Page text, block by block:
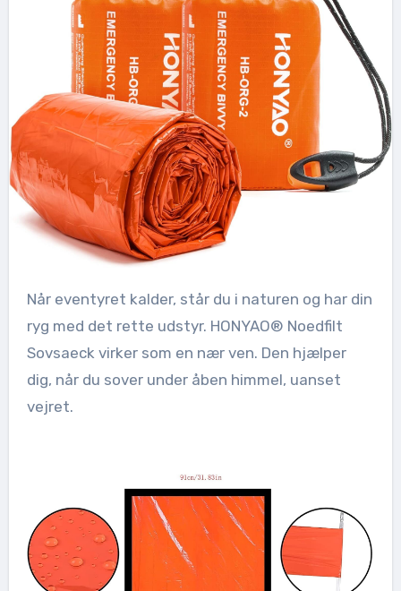
Når eventyret kalder, står du i naturen og har din
ryg med det rette udstyr. HONYAO® Noedfilt
Sovsaeck virker som en nær ven. Den hjælper
dig, når du sover under åben himmel, uanset
vejret.